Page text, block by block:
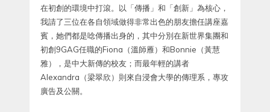
在初創的環境中打滾。以「傳播」和「創新」為核心，
我請了三位在各自領域做得非常出色的朋友擔任講座嘉
賓，她們都是唸傳播出身的，其中分別在新世界集團和
初創9GAG任職的Fiona（溫師雁）和Bonnie（黃慧
雅），是中大新傳的校友；而最年輕的講者
Alexandra（梁翠欣）則來自浸會大學的傳理系，專攻
廣告及公關。